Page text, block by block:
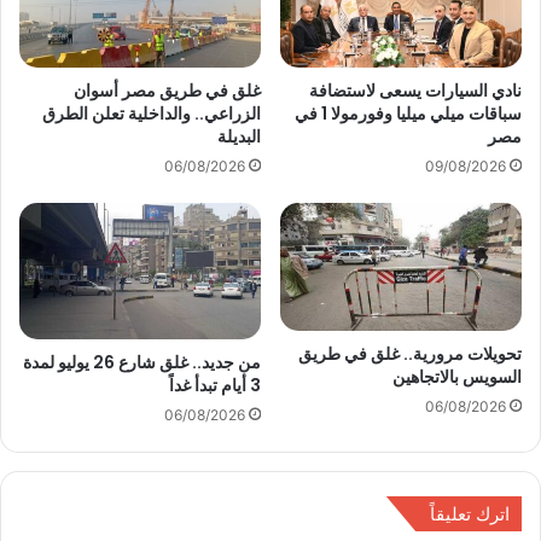
ب
ي
س
ا
ل
ت
د
د
ي
ا
س
ع
د
ا
ز
ت
ذ
ا
ك
ر
ط
ا
ر
ت
ي
ا
ف
ط
نادي السيارات يسعى لاستضافة
سباقات ميلي ميليا وفورمولا 1 في
مصر
09/08/2026
غلق في طريق مصر أسوان
الزراعي.. والداخلية تعلن الطرق
البديلة
06/08/2026
تحويلات مرورية.. غلق في طريق
السويس بالاتجاهين
06/08/2026
من جديد.. غلق شارع 26 يوليو لمدة
3 أيام تبدأ غداً
06/08/2026
اترك تعليقاً